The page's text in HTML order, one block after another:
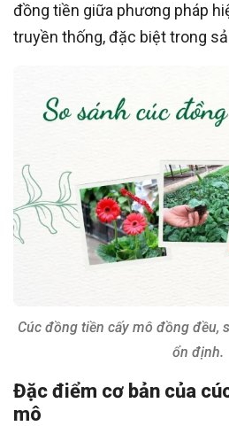
đồng tiền giữa phương pháp
truyền thống, đặc biệt trong
Cúc đồng tiền cấy mô đồng đều,
ổn định.
Đặc điểm cơ bản của
mô